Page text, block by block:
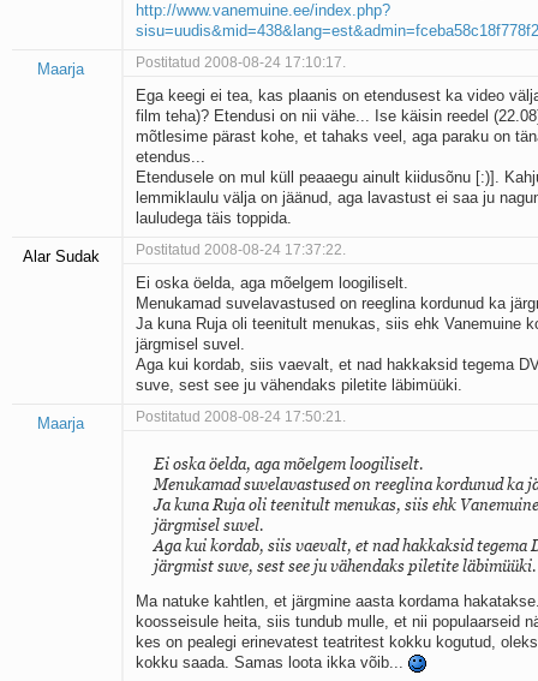
http://www.vanemuine.ee/index.php?
Maarja Postitatud 2008-08-24 17:10:17.
Ega keegi ei tea, kas plaanis on etendusest ka video
film teha)? Etendusi on nii vähe... Ise käisin reedel
mõtlesime pärast kohe, et tahaks veel, aga paraku on
etendus...
Etendusele on mul küll peaaegu ainult kiidusõnu [:)].
lemmiklaulu välja on jäänud, aga lavastust ei saa ju
lauludega täis toppida.
Alar Sudak Postitatud 2008-08-24 17:37:22.
Ei oska öelda, aga mõelgem loogiliselt.
Menukamad suvelavastused on reeglina kordunud ka
Ja kuna Ruja oli teenitult menukas, siis ehk Vanemuine
järgmisel suvel.
Aga kui kordab, siis vaevalt, et nad hakkaksid tegema
suve, sest see ju vähendaks piletite läbimüüki.
Maarja Postitatud 2008-08-24 17:50:21.
Ei oska öelda, aga mõelgem loogiliselt.
Menukamad suvelavastused on reeglina kordunud ka
Ja kuna Ruja oli teenitult menukas, siis ehk
järgmisel suvel.
Aga kui kordab, siis vaevalt, et nad hakkaksid tegema
järgmist suve, sest see ju vähendaks piletite läbimüüki.
Ma natuke kahtlen, et järgmine aasta kordama
koosseisule heita, siis tundub mulle, et nii populaarseid
kes on pealegi erinevatest teatritest kokku kogutud,
kokku saada. Samas loota ikka võib...